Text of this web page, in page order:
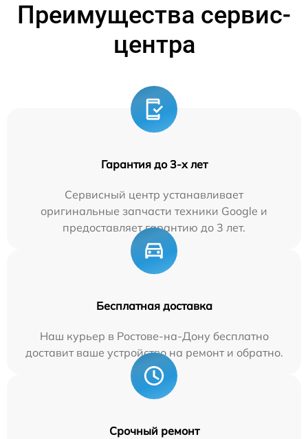
Преимущества сервис-
центра
Гарантия до 3-х лет
Сервисный центр устанавливает
оригинальные запчасти техники Google и
предоставляет гарантию до 3 лет.
Бесплатная доставка
Наш курьер в Ростове-на-Дону бесплатно
доставит ваше устройство на ремонт и обратно.
Срочный ремонт